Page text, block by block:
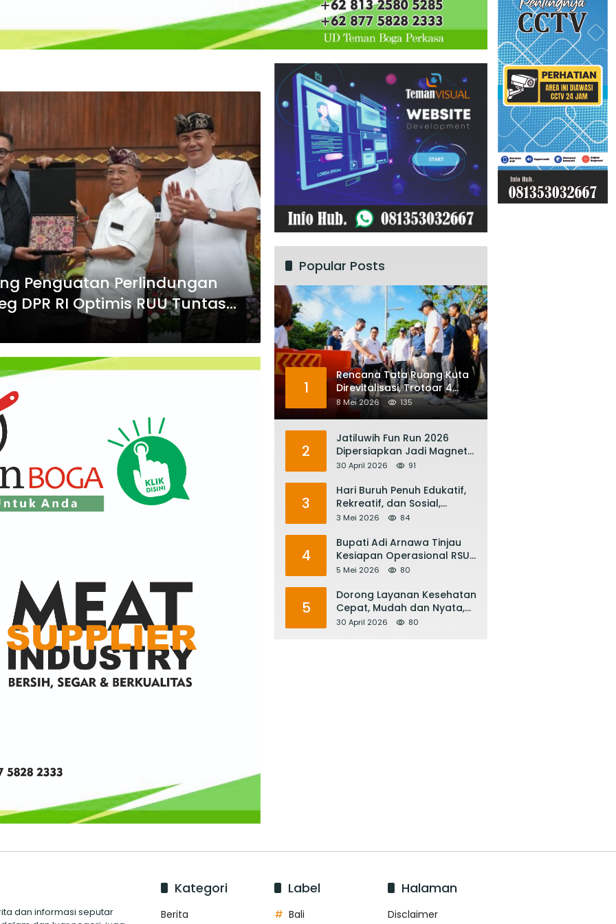
Penguatan Perlindungan
DPR RI Optimis RUU Tuntas
Popular Posts
1
Rencana Tata Ruang Kuta
Direvitalisasi, Trotoar 4
Meter dan Integrasi
Transportasi Listrik
8 Mei 2026 135
2
Jatiluwih Fun Run 2026
Dipersiapkan Jadi Magnet
Pariwisata Internasional,
Pariwisata Bali
30 April 2026 91
3
Hari Buruh Penuh Edukatif,
Rekreatif, dan Sosial,
Gubernur Koster: Matur
Mesin Ekonomi Bali
3 Mei 2026 84
4
Bupati Adi Arnawa Tinjau
Kesiapan Operasional RSUD
Giri Asih, Harapkan Jadi RS
5 Mei 2026 80
5
Dorong Layanan Kesehatan
Cepat, Mudah dan Nyata,
Bupati Adi Arnawa Evaluasi
30 April 2026 80
dan informasi seputar
Kategori
Berita
Label
Bali
Halaman
Disclaimer